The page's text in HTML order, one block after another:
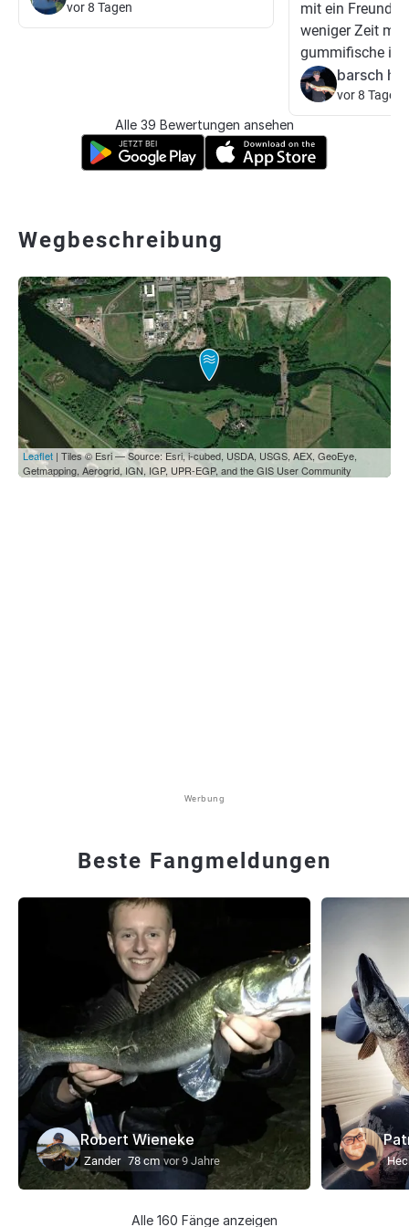
vor 8 Tagen
mit ein Freund
weniger Zeit mit
gummifische i...
barsch
vor 8 Tagen
Alle 39 Bewertungen ansehen
Wegbeschreibung
Leaflet | Tiles © Esri — Source: Esri, i-cubed, USDA, USGS, AEX, GeoEye,
Getmapping, Aerogrid, IGN, IGP, UPR-EGP, and the GIS User Community
Werbung
Beste Fangmeldungen
Robert Wieneke
Zander 78 cm vor 9 Jahre
Alle 160 Fänge anzeigen